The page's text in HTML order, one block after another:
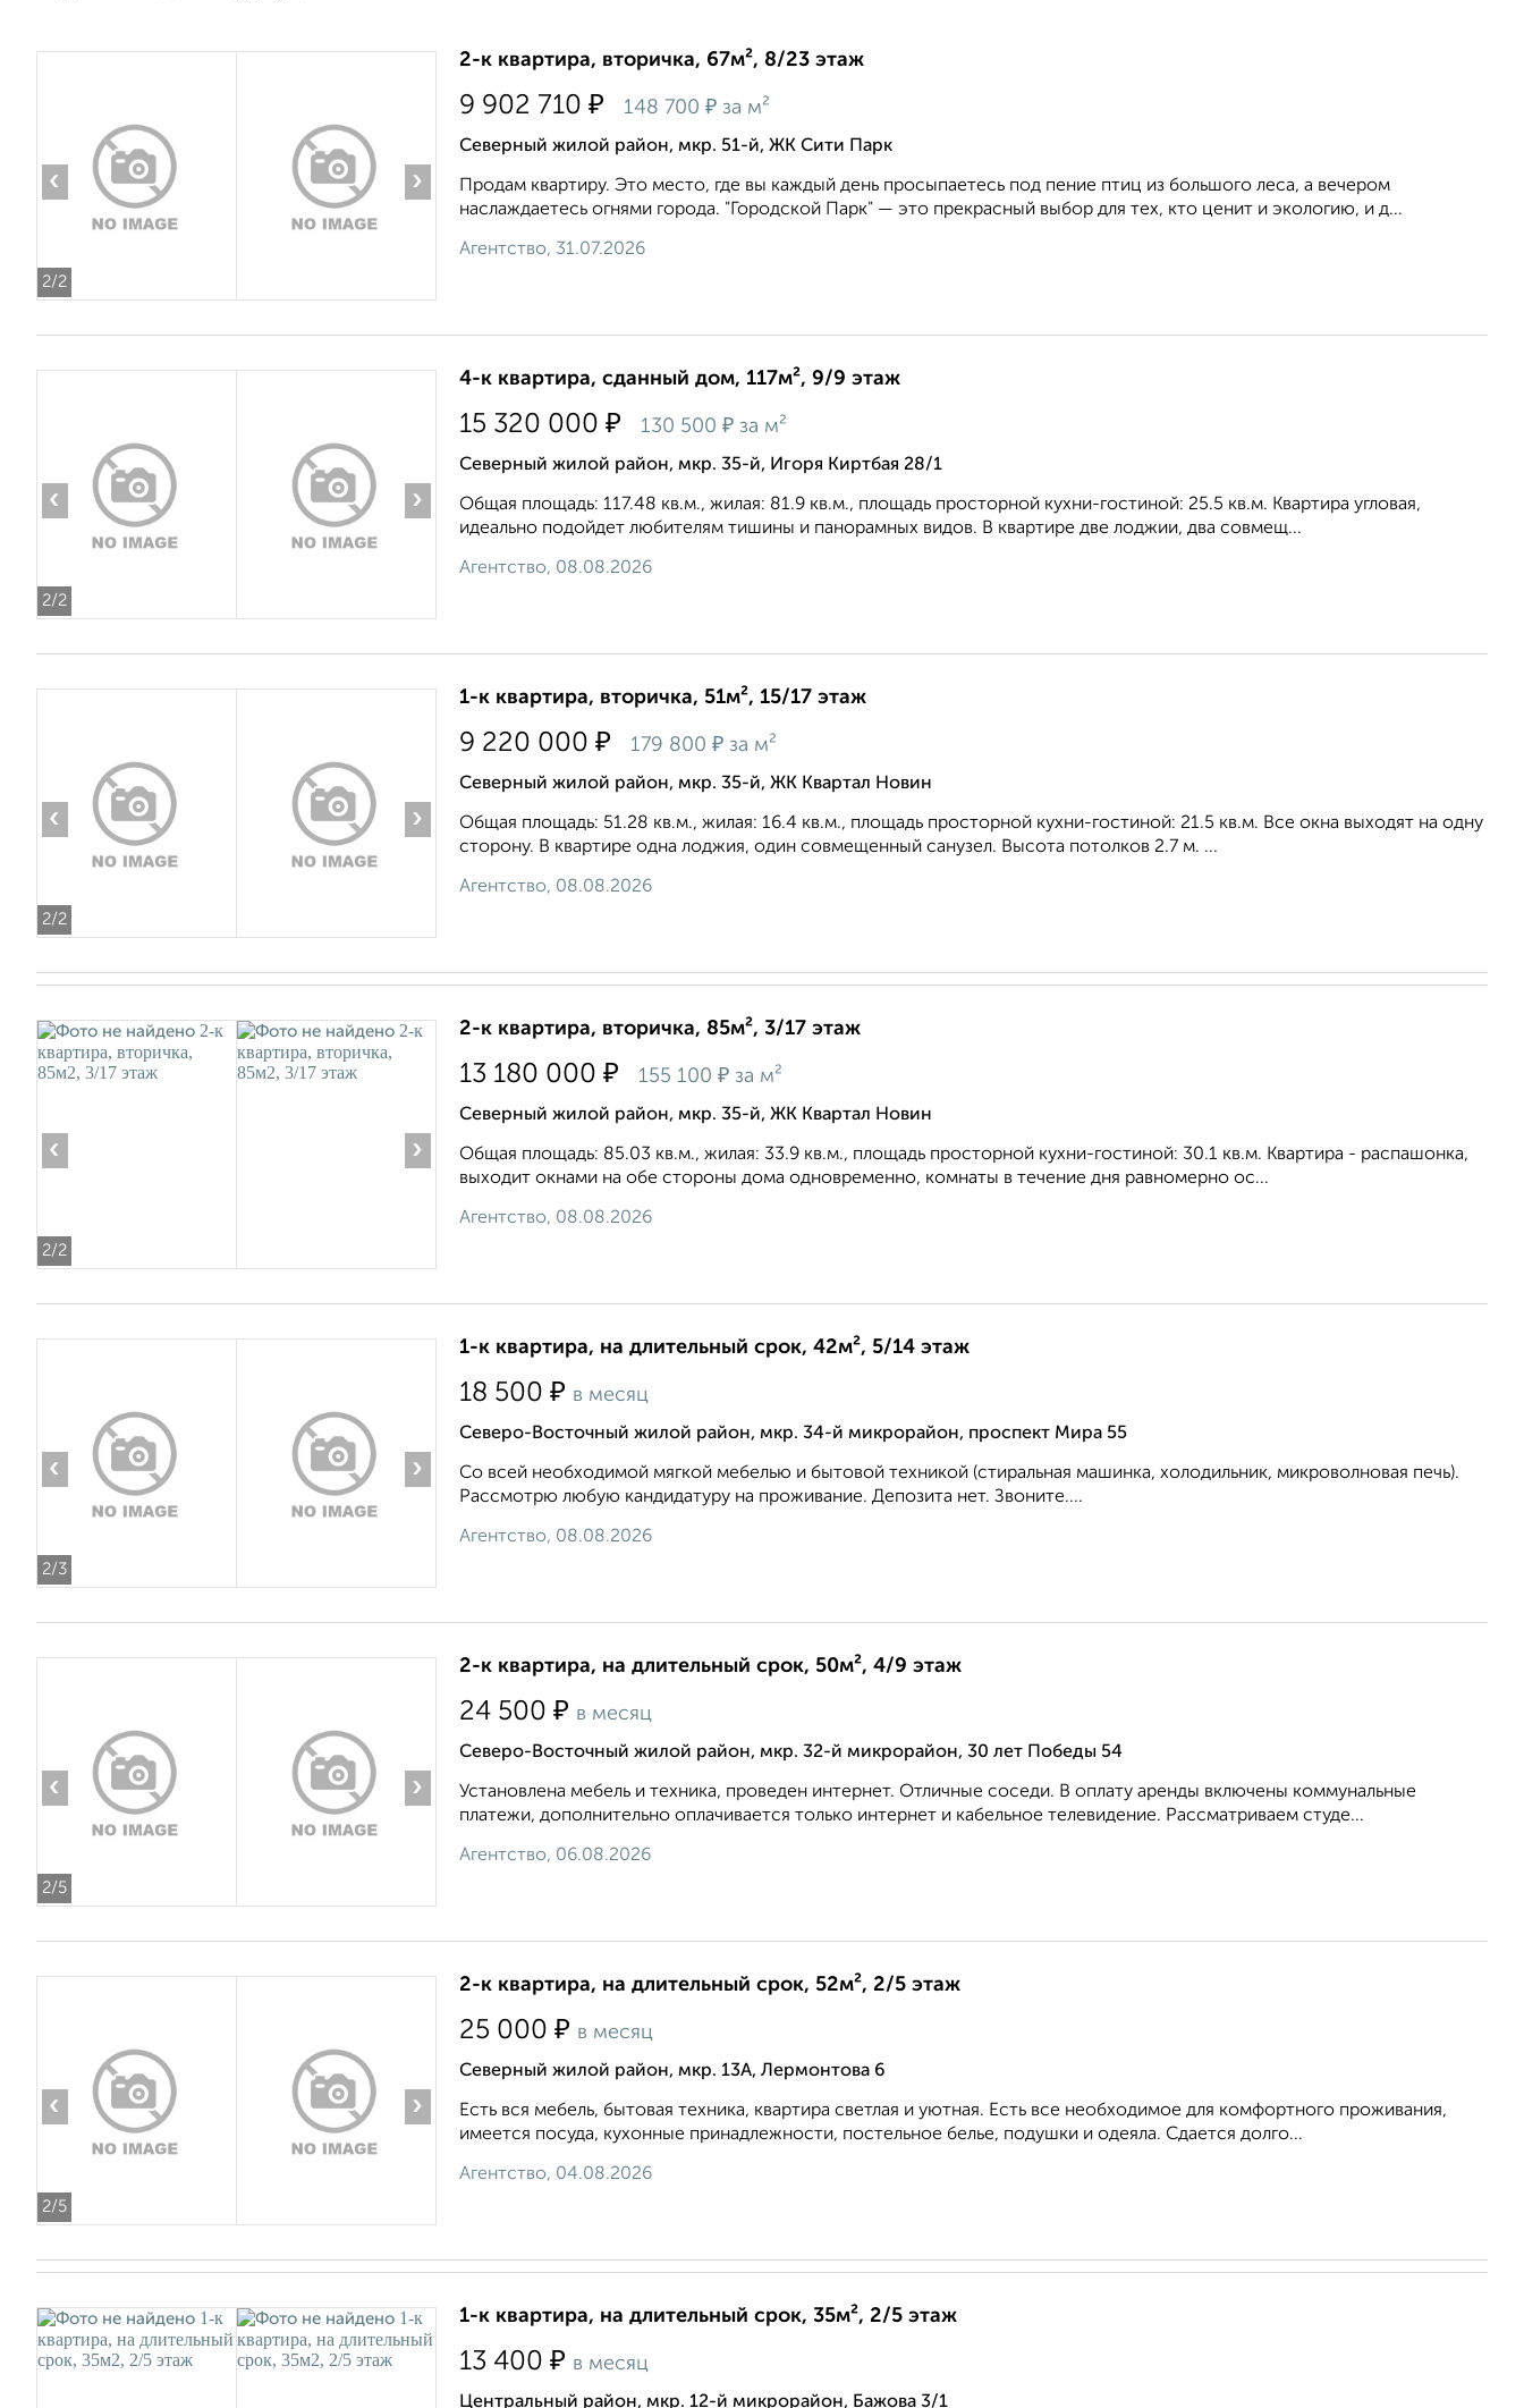
2/2
‹ ›
2-к квартира, вторичка, 67м², 8/23 этаж
9 902 710 ₽ 148 700 ₽ за м²
Северный жилой район, мкр. 51-й, ЖК Сити Парк
Продам квартиру. Это место, где вы каждый день просыпаетесь под пение птиц из большого леса, а вечером
наслаждаетесь огнями города. "Городской Парк" — это прекрасный выбор для тех, кто ценит и экологию, и д...
Агентство, 31.07.2026
2/2
‹ ›
4-к квартира, сданный дом, 117м², 9/9 этаж
15 320 000 ₽ 130 500 ₽ за м²
Северный жилой район, мкр. 35-й, Игоря Киртбая 28/1
Общая площадь: 117.48 кв.м., жилая: 81.9 кв.м., площадь просторной кухни-гостиной: 25.5 кв.м. Квартира угловая,
идеально подойдет любителям тишины и панорамных видов. В квартире две лоджии, два совмещ...
Агентство, 08.08.2026
2/2
‹ ›
1-к квартира, вторичка, 51м², 15/17 этаж
9 220 000 ₽ 179 800 ₽ за м²
Северный жилой район, мкр. 35-й, ЖК Квартал Новин
Общая площадь: 51.28 кв.м., жилая: 16.4 кв.м., площадь просторной кухни-гостиной: 21.5 кв.м. Все окна выходят на одну
сторону. В квартире одна лоджия, один совмещенный санузел. Высота потолков 2.7 м. ...
Агентство, 08.08.2026
2/2
‹ ›
2-к квартира, вторичка, 85м², 3/17 этаж
13 180 000 ₽ 155 100 ₽ за м²
Северный жилой район, мкр. 35-й, ЖК Квартал Новин
Общая площадь: 85.03 кв.м., жилая: 33.9 кв.м., площадь просторной кухни-гостиной: 30.1 кв.м. Квартира - распашонка,
выxoдит oкнaми нa oбe cтopoны дoмa oднoвpeмeннo, комнаты в течение дня равномерно ос...
Агентство, 08.08.2026
2/3
‹ ›
1-к квартира, на длительный срок, 42м², 5/14 этаж
18 500 ₽ в месяц
Северо-Восточный жилой район, мкр. 34-й микрорайон, проспект Мира 55
Со всей необходимой мягкой мебелью и бытовой техникой (стиральная машинка, холодильник, микроволновая печь).
Рассмотрю любую кандидатуру на проживание. Депозита нет. Звоните....
Агентство, 08.08.2026
2/5
‹ ›
2-к квартира, на длительный срок, 50м², 4/9 этаж
24 500 ₽ в месяц
Северо-Восточный жилой район, мкр. 32-й микрорайон, 30 лет Победы 54
Установлена мебель и техника, проведен интернет. Отличные соседи. В оплату аренды включены коммунальные
платежи, дополнительно оплачивается только интернет и кабельное телевидение. Рассматриваем студе...
Агентство, 06.08.2026
2/5
‹ ›
2-к квартира, на длительный срок, 52м², 2/5 этаж
25 000 ₽ в месяц
Северный жилой район, мкр. 13А, Лермонтова 6
Есть вся мебель, бытовая техника, квартира светлая и уютная. Есть все необходимое для комфортного проживания,
имеется посуда, кухонные принадлежности, постельное белье, подушки и одеяла. Сдается долго...
Агентство, 04.08.2026
1-к квартира, на длительный срок, 35м², 2/5 этаж
13 400 ₽ в месяц
Центральный район, мкр. 12-й микрорайон, Бажова 3/1